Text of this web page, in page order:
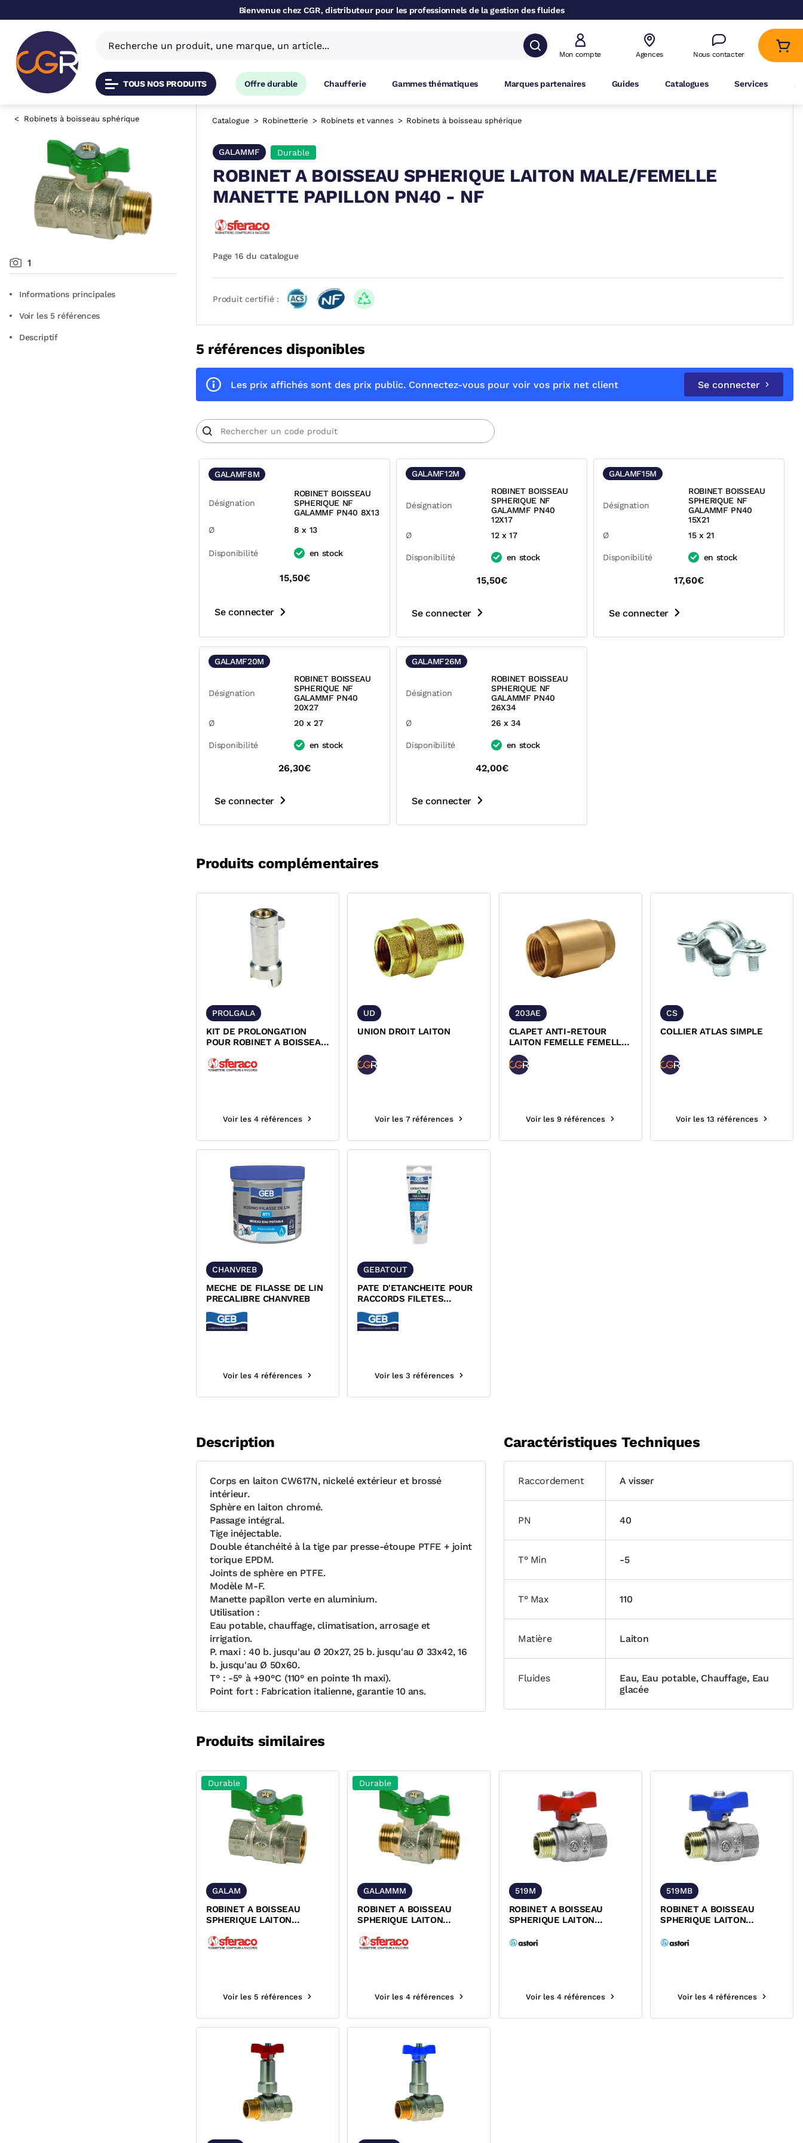
Bienvenue chez CGR, distributeur pour les professionnels de la gestion des fluides
Mon compte Agences Nous contacter
TOUS NOS PRODUITS Offre durable Chaufferie Gammes thématiques Marques partenaires Guides Catalogues Services
Robinets à boisseau sphérique
1
Informations principales
Voir les 5 références
Descriptif
Catalogue Robinetterie Robinets et vannes Robinets à boisseau sphérique
GALAMMF Durable
ROBINET A BOISSEAU SPHERIQUE LAITON MALE/FEMELLE
MANETTE PAPILLON PN40 - NF
Page 16 du catalogue
Produit certifié :
5 références disponibles
Les prix affichés sont des prix public. Connectez-vous pour voir vos prix net client Se connecter
GALAMF8M
Désignation
ROBINET BOISSEAU
SPHERIQUE NF
GALAMMF PN40 8X13
Ø
8 x 13
Disponibilité en stock
15,50€
Se connecter
GALAMF12M
Désignation
ROBINET BOISSEAU
SPHERIQUE NF
GALAMMF PN40
12X17
Ø
12 x 17
Disponibilité en stock
15,50€
Se connecter
GALAMF15M
Désignation
ROBINET BOISSEAU
SPHERIQUE NF
GALAMMF PN40
15X21
Ø
15 x 21
Disponibilité en stock
17,60€
Se connecter
GALAMF20M
Désignation
ROBINET BOISSEAU
SPHERIQUE NF
GALAMMF PN40
20X27
Ø
20 x 27
Disponibilité en stock
26,30€
Se connecter
GALAMF26M
Désignation
ROBINET BOISSEAU
SPHERIQUE NF
GALAMMF PN40
26X34
Ø
26 x 34
Disponibilité en stock
42,00€
Se connecter
Produits complémentaires
PROLGALA
KIT DE PROLONGATION
POUR ROBINET A BOISSEAU
Voir les 4 références
UD
UNION DROIT LAITON
Voir les 7 références
203AE
CLAPET ANTI-RETOUR
LAITON FEMELLE FEMELLE
ACS 203AE EPDM CGR
Voir les 9 références
CS
COLLIER ATLAS SIMPLE
Voir les 13 références
CHANVREB
MECHE DE FILASSE DE LIN
PRECALIBRE CHANVREB
Voir les 4 références
GEBATOUT
PATE D'ETANCHEITE POUR
RACCORDS FILETES
METALLIQUES GEBATOUT
Voir les 3 références
Description
Corps en laiton CW617N, nickelé extérieur et brossé
intérieur.
Sphère en laiton chromé.
Passage intégral.
Tige inéjectable.
Double étanchéité à la tige par presse-étoupe PTFE + joint
torique EPDM.
Joints de sphère en PTFE.
Modèle M-F.
Manette papillon verte en aluminium.
Utilisation :
Eau potable, chauffage, climatisation, arrosage et
irrigation.
P. maxi : 40 b. jusqu'au Ø 20x27, 25 b. jusqu'au Ø 33x42, 16
b. jusqu'au Ø 50x60.
T° : -5° à +90°C (110° en pointe 1h maxi).
Point fort : Fabrication italienne, garantie 10 ans.
Caractéristiques Techniques
Raccordement A visser
PN 40
T° Min -5
T° Max 110
Matière Laiton
Fluides
Eau, Eau potable, Chauffage, Eau
glacée
Produits similaires
Durable
GALAM
ROBINET A BOISSEAU
SPHERIQUE LAITON
MANETTE PAPILLON...
Voir les 5 références
Durable
GALAMMM
ROBINET A BOISSEAU
SPHERIQUE LAITON
PAPILLON PN40 -...
Voir les 4 références
519M
ROBINET A BOISSEAU
SPHERIQUE LAITON
ROUGE PN40 -...
Voir les 4 références
519MB
ROBINET A BOISSEAU
SPHERIQUE LAITON
BLEUE PN40 -...
Voir les 4 références